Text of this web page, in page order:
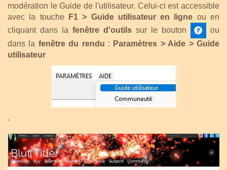
modération le Guide de l'utilisateur. Celui-ci est accessible
avec la touche
F1 > Guide utilisateur en ligne ou en
cliquant dans la fenêtre d'outils sur le bouton
ou
dans la fenêtre du rendu : Paramètres > Aide > Guide
utilisateur
.